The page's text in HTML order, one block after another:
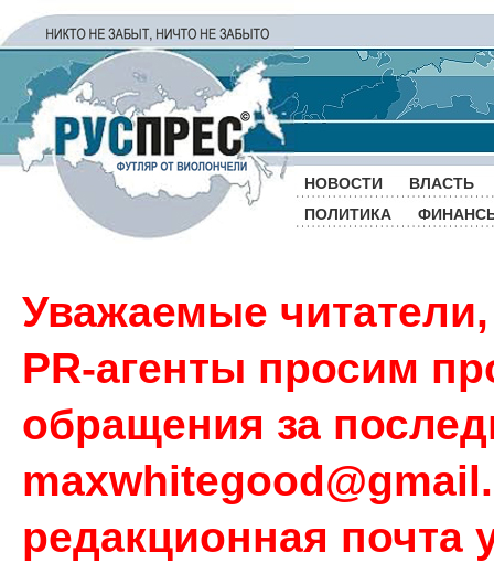
НОВОСТИ
ВЛАСТЬ
ПОЛИТИКА
Уважаемые
PR-агенты просим
обращения за
редакционная почта